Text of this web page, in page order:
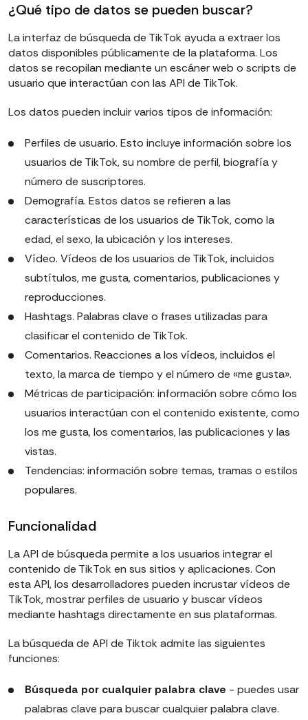
¿Qué tipo de datos se pueden buscar?
La interfaz de búsqueda de TikTok ayuda a extraer los
datos disponibles públicamente de la plataforma. Los
datos se recopilan mediante un escáner web o scripts de
usuario que interactúan con las API de TikTok.
Los datos pueden incluir varios tipos de información:
Perfiles de usuario. Esto incluye información sobre los
usuarios de TikTok, su nombre de perfil, biografía y
número de suscriptores.
Demografía. Estos datos se refieren a las
características de los usuarios de TikTok, como la
edad, el sexo, la ubicación y los intereses.
Vídeo. Vídeos de los usuarios de TikTok, incluidos
subtítulos, me gusta, comentarios, publicaciones y
reproducciones.
Hashtags. Palabras clave o frases utilizadas para
clasificar el contenido de TikTok.
Comentarios. Reacciones a los vídeos, incluidos el
texto, la marca de tiempo y el número de «me gusta».
Métricas de participación: información sobre cómo los
usuarios interactúan con el contenido existente, como
los me gusta, los comentarios, las publicaciones y las
vistas.
Tendencias: información sobre temas, tramas o estilos
populares.
Funcionalidad
La API de búsqueda permite a los usuarios integrar el
contenido de TikTok en sus sitios y aplicaciones. Con
esta API, los desarrolladores pueden incrustar vídeos de
TikTok, mostrar perfiles de usuario y buscar vídeos
mediante hashtags directamente en sus plataformas.
La búsqueda de API de Tiktok admite las siguientes
funciones:
Búsqueda por cualquier palabra clave - puedes usar
palabras clave para buscar cualquier palabra clave.